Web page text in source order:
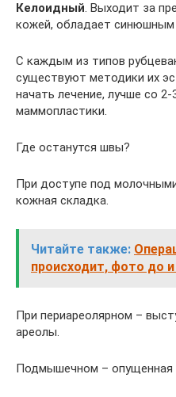
Келоидный. Выходит за
кожей, обладает синюшным
С каждым из типов
существуют методики их
начать лечение, лучше со
маммопластики.
Где останутся швы?
При доступе под
кожная складка.
Читайте также:
происходит, фото до
При периареолярном –
ареолы.
Подмышечном – опущенная